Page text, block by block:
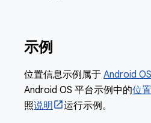
示例
位置信息示例属于 Android
Android OS 平台示例中的位
照说明 运行示例。